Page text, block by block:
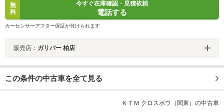
無
料
今すぐ在庫確認・見積依頼
電話する
カーセンサーアフター保証が付けられます
販売店： ガリバー 柏店
この条件の中古車を全て見る
ＫＴＭ クロスボウ（関東）の中古車